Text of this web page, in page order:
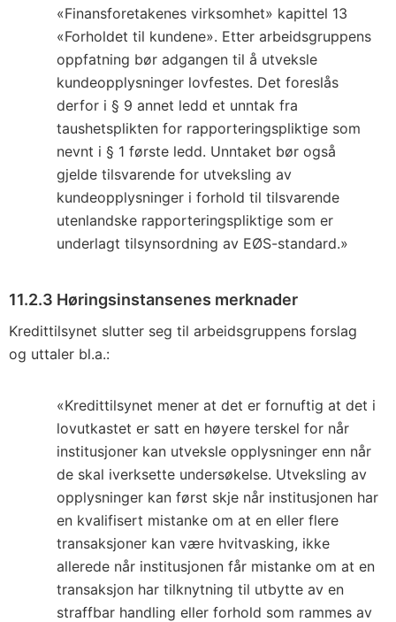
«Finansforetakenes virksomhet» kapittel 13
«Forholdet til kundene». Etter arbeidsgruppens
oppfatning bør adgangen til å utveksle
kundeopplysninger lovfestes. Det foreslås
derfor i § 9 annet ledd et unntak fra
taushetsplikten for rapporteringspliktige som
nevnt i § 1 første ledd. Unntaket bør også
gjelde tilsvarende for utveksling av
kundeopplysninger i forhold til tilsvarende
utenlandske rapporteringspliktige som er
underlagt tilsynsordning av EØS-standard.»
11.2.3 Høringsinstansenes merknader
Kredittilsynet slutter seg til arbeidsgruppens forslag
og uttaler bl.a.:
«Kredittilsynet mener at det er fornuftig at det i
lovutkastet er satt en høyere terskel for når
institusjoner kan utveksle opplysninger enn når
de skal iverksette undersøkelse. Utveksling av
opplysninger kan først skje når institusjonen har
en kvalifisert mistanke om at en eller flere
transaksjoner kan være hvitvasking, ikke
allerede når institusjonen får mistanke om at en
transaksjon har tilknytning til utbytte av en
straffbar handling eller forhold som rammes av